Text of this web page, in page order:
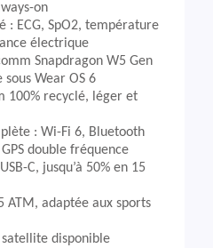
on
: ECG, SpO2, température
électrique
Snapdragon W5 Gen
Wear OS 6
100% recyclé, léger et
: Wi-Fi 6, Bluetooth
GPS double fréquence
C, jusqu’à 50% en 15
ATM, adaptée aux sports
satellite disponible